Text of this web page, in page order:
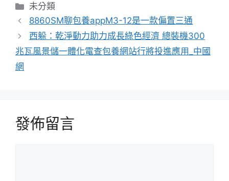
分
類
未分類
8860SM聊包養appM3-12是一款偏置三通
西躲：乾淨動力助力成長綠色經濟 總裝機300
兆瓦風景儲一體化電查包養網站行將投進應用_中國
網
發佈留言